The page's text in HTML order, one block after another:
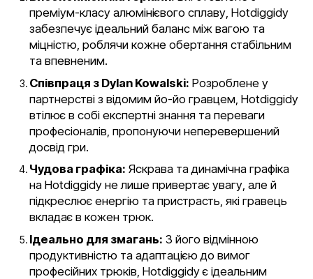
преміум-класу алюмінієвого сплаву, Hotdiggidy
забезпечує ідеальний баланс між вагою та
міцністю, роблячи кожне обертання стабільним
та впевненим.
Співпраця з Dylan Kowalski: Розроблене у
партнерстві з відомим йо-йо гравцем, Hotdiggidy
втілює в собі експертні знання та переваги
професіоналів, пропонуючи неперевершений
досвід гри.
Чудова графіка: Яскрава та динамічна графіка
на Hotdiggidy не лише привертає увагу, але й
підкреслює енергію та пристрасть, які гравець
вкладає в кожен трюк.
Ідеально для змагань: З його відмінною
продуктивністю та адаптацією до вимог
професійних трюків, Hotdiggidy є ідеальним